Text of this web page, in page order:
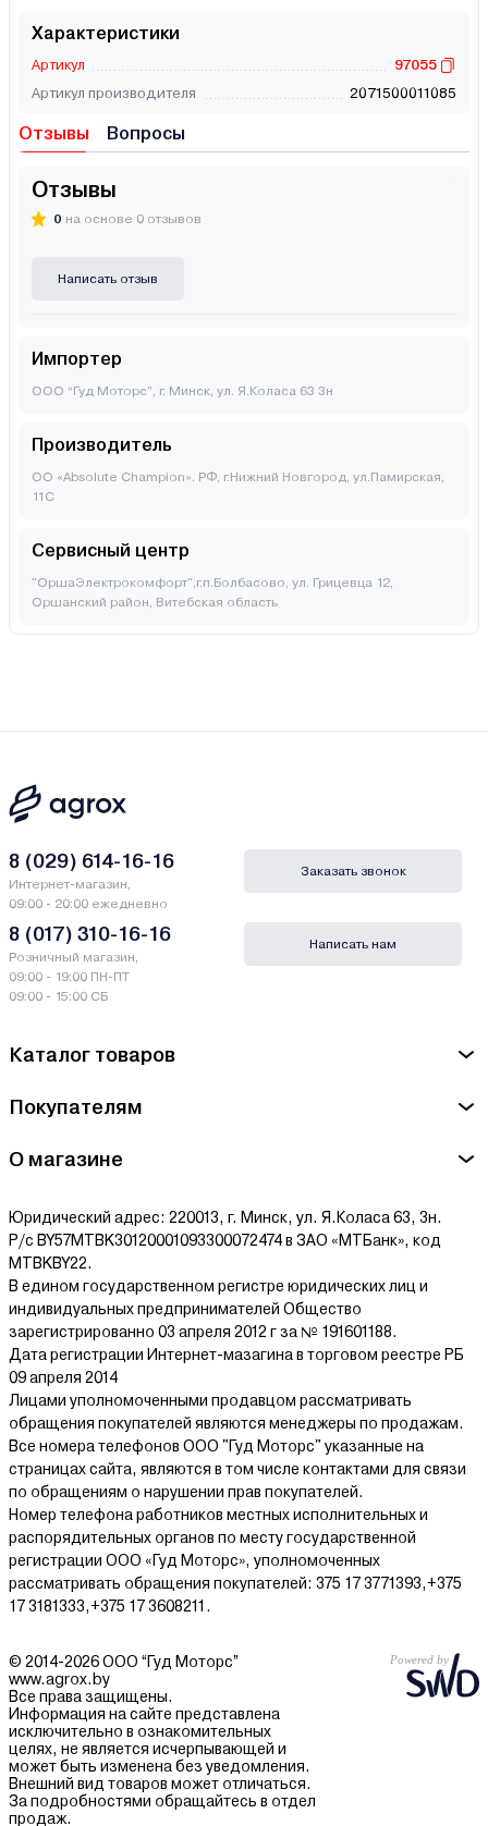
Характеристики
Артикул
97055
Артикул производителя
2071500011085
Отзывы Вопросы
Отзывы
0 на основе 0 отзывов
Написать отзыв
Импортер
ООО “Гуд Моторс”, г. Минск, ул. Я.Коласа 63 3н
Производитель
ОО «Absolute Champion». РФ, г.Нижний Новгород, ул.Памирская,
11С
Сервисный центр
"ОршаЭлектрокомфорт",г.п.Болбасово, ул. Грицевца 12,
Оршанский район, Витебская область
Каталог товаров
Покупателям
О магазине
Юридический адрес: 220013, г. Минск, ул. Я.Коласа 63, 3н.
Р/с BY57MTBK30120001093300072474 в ЗАО «МТБанк», код
MTBKBY22.
В едином государственном регистре юридических лиц и
индивидуальных предпринимателей Общество
зарегистрированно 03 апреля 2012 г за № 191601188.
Дата регистрации Интернет-мазагина в торговом реестре РБ
09 апреля 2014
Лицами уполномоченными продавцом рассматривать
обращения покупателей являются менеджеры по продажам.
Все номера телефонов ООО "Гуд Моторс" указанные на
страницах сайта, являются в том числе контактами для связи
по обращениям о нарушении прав покупателей.
Номер телефона работников местных исполнительных и
распорядительных органов по месту государственной
регистрации ООО «Гуд Моторс», уполномоченных
рассматривать обращения покупателей: 375 17 3771393,+375
17 3181333,+375 17 3608211.
8 (029) 614-16-16
Интернет-магазин,
09:00 - 20:00 ежедневно
8 (017) 310-16-16
Розничный магазин,
09:00 - 19:00 ПН-ПТ
09:00 - 15:00 СБ
Заказать звонок
Написать нам
© 2014-2026 ООО “Гуд Моторс”
www.agrox.by
Все права защищены.
Информация на сайте представлена
исключительно в ознакомительных
целях, не является исчерпывающей и
может быть изменена без уведомления.
Внешний вид товаров может отличаться.
За подробностями обращайтесь в отдел
продаж.